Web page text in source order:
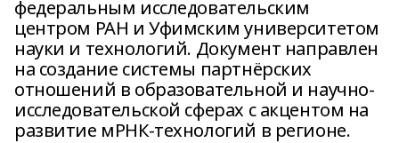
федеральным исследовательским
центром РАН и Уфимским университетом
науки и технологий. Документ направлен
на создание системы партнёрских
отношений в образовательной и научно-
исследовательской сферах с акцентом на
развитие мРНК-технологий в регионе.